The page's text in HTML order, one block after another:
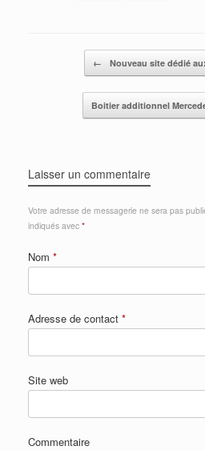
← Nouveau site dédié
Boitier additionnel
Laisser un commentaire
Votre adresse de messagerie ne sera pas
indiqués avec *
Nom *
Adresse de contact *
Site web
Commentaire